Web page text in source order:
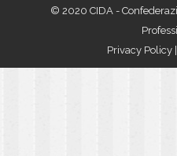
© 2020 CIDA -
Privacy Policy